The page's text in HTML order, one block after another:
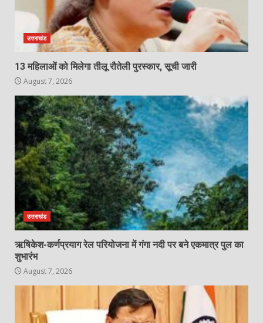
उत्तराखंड
13 महिलाओं को मिलेगा तीलू रौतेली पुरस्कार, सूची जारी
August 7, 2026
उत्तराखंड
ऋषिकेश-कर्णप्रयाग रेल परियोजना में गंगा नदी पर बने एकमात्र पुल का
शुभारंभ
August 7, 2026